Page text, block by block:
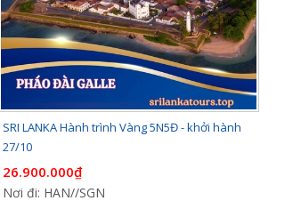
SRI LANKA Hành trình Vàng 5N5Đ - khởi hành
27/10
26.900.000₫
Nơi đi: HAN//SGN